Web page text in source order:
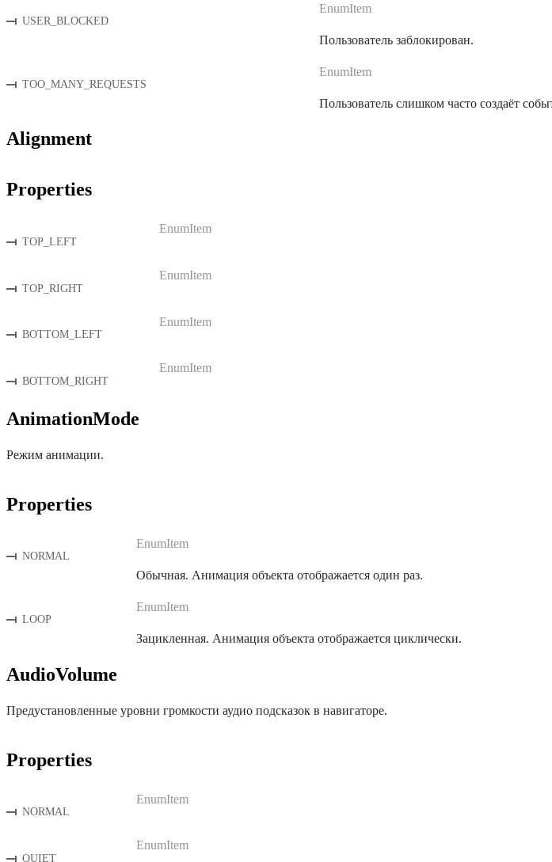
USER_BLOCKED
EnumItem
Пользователь заблокирован.
TOO_MANY_REQUESTS
EnumItem
Пользователь слишком часто создаёт
Alignment
Properties
TOP_LEFT
EnumItem
TOP_RIGHT
EnumItem
BOTTOM_LEFT
EnumItem
BOTTOM_RIGHT
EnumItem
AnimationMode
Режим анимации.
Properties
NORMAL
EnumItem
Обычная. Анимация объекта отображается один раз.
LOOP
EnumItem
Зацикленная. Анимация объекта отображается циклически.
AudioVolume
Предустановленные уровни громкости аудио подсказок в навигаторе.
Properties
NORMAL
EnumItem
QUIET
EnumItem